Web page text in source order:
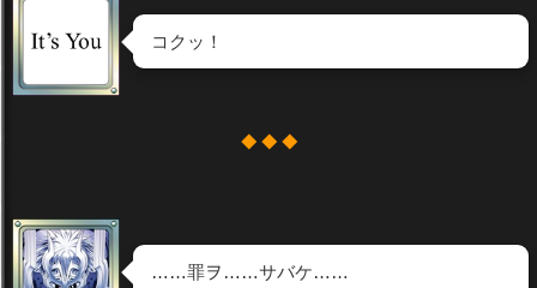
コクッ！
◆ ◆ ◆
……罪ヲ……サバケ……